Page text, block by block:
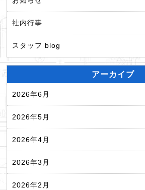
社内行事
スタッフ blog
アーカイブ
2026年6月
2026年5月
2026年4月
2026年3月
2026年2月